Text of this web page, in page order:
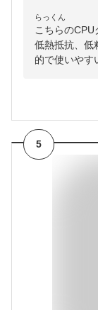
らっくん
こちらのCPU
低熱抵抗、低
的で使いやす
5